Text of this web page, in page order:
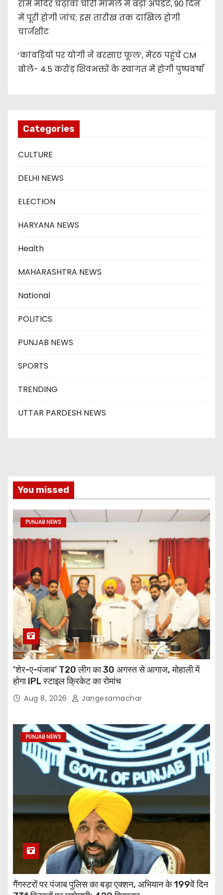
राम मंदिर चढ़ावा चोरी मामले में बड़ा अपडेट, 90 दिन
में पूरी होगी जांच; इस तारीख तक दाखिल होगी
चार्जशीट
‘कांवड़ियों पर योगी ने बरसाए फूल’, मेरठ पहुंचे CM
बोले- 4.5 करोड़ शिवभक्तों के स्वागत में होगी पुष्पवर्षा
Categories
CULTURE
DELHI NEWS
ELECTION
HARYANA NEWS
Health
MAHARASHTRA NEWS
National
POLITICS
PUNJAB NEWS
SPORTS
TRENDING
UTTAR PARDESH NEWS
You missed
PUNJAB NEWS
‘शेर-ए-पंजाब’ T20 लीग का 30 अगस्त से आगाज, मोहाली में
होगा IPL स्टाइल क्रिकेट का रोमांच
Aug 8, 2026 Jangesamachar
PUNJAB NEWS
गैंगस्टरों पर पंजाब पुलिस का बड़ा एक्शन, अभियान के 199वें दिन